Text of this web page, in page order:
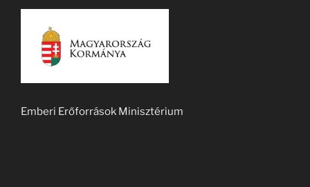
Emberi Erőforrások Minisztérium